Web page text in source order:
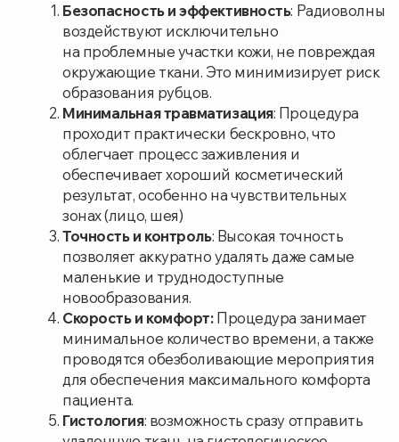
под местной анестезией, что делает
ее практически безболезненной. Пациенты могут
чувствовать лишь легкое тепло в обрабатываемой
области, но дискомфорт минимален и переносится
Уход за кожей после удаления:
Избегайте воздействия солнечных лучей
на обработанный участок кожи как минимум
в течение двух недель, чтобы предотвратить
пигментацию.
Не сдирайте корочку — она должна отпасть
самостоятельно.
Используйте заживляющие кремы или гели,
рекомендованные вашим врачом.
Откажитесь от использования декоративной
косметики на этом участке до полного
заживления.
Противопоказания
Обострение хронических заболеваний;
Воспалительные процессы в зоне обработки;
Злокачественные новообразования кожи;
Беременность и период лактации;
Наличие кардиостимулятора.